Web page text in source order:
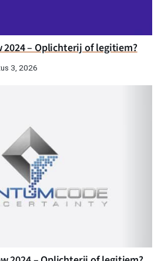
2024 – Oplichterij of legitiem?
3, 2026